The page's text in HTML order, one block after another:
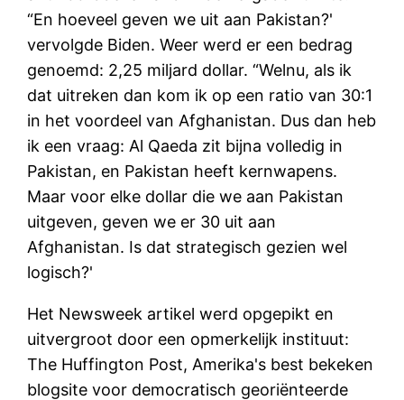
“En hoeveel geven we uit aan Pakistan?'
vervolgde Biden. Weer werd er een bedrag
genoemd: 2,25 miljard dollar. “Welnu, als ik
dat uitreken dan kom ik op een ratio van 30:1
in het voordeel van Afghanistan. Dus dan heb
ik een vraag: Al Qaeda zit bijna volledig in
Pakistan, en Pakistan heeft kernwapens.
Maar voor elke dollar die we aan Pakistan
uitgeven, geven we er 30 uit aan
Afghanistan. Is dat strategisch gezien wel
logisch?'
Het Newsweek artikel werd opgepikt en
uitvergroot door een opmerkelijk instituut:
The Huffington Post, Amerika's best bekeken
blogsite voor democratisch georiënteerde